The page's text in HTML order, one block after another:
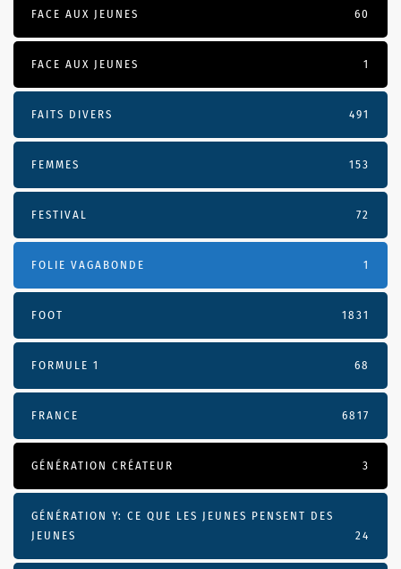
FACE AUX JEUNES 60
FACE AUX JEUNES 1
FAITS DIVERS 491
FEMMES 153
FESTIVAL 72
FOLIE VAGABONDE 1
FOOT 1831
FORMULE 1 68
FRANCE 6817
GÉNÉRATION CRÉATEUR 3
GÉNÉRATION Y: CE QUE LES JEUNES PENSENT DES
JEUNES
24